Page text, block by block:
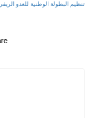
تنظيم البطولة الوطنية للعدو